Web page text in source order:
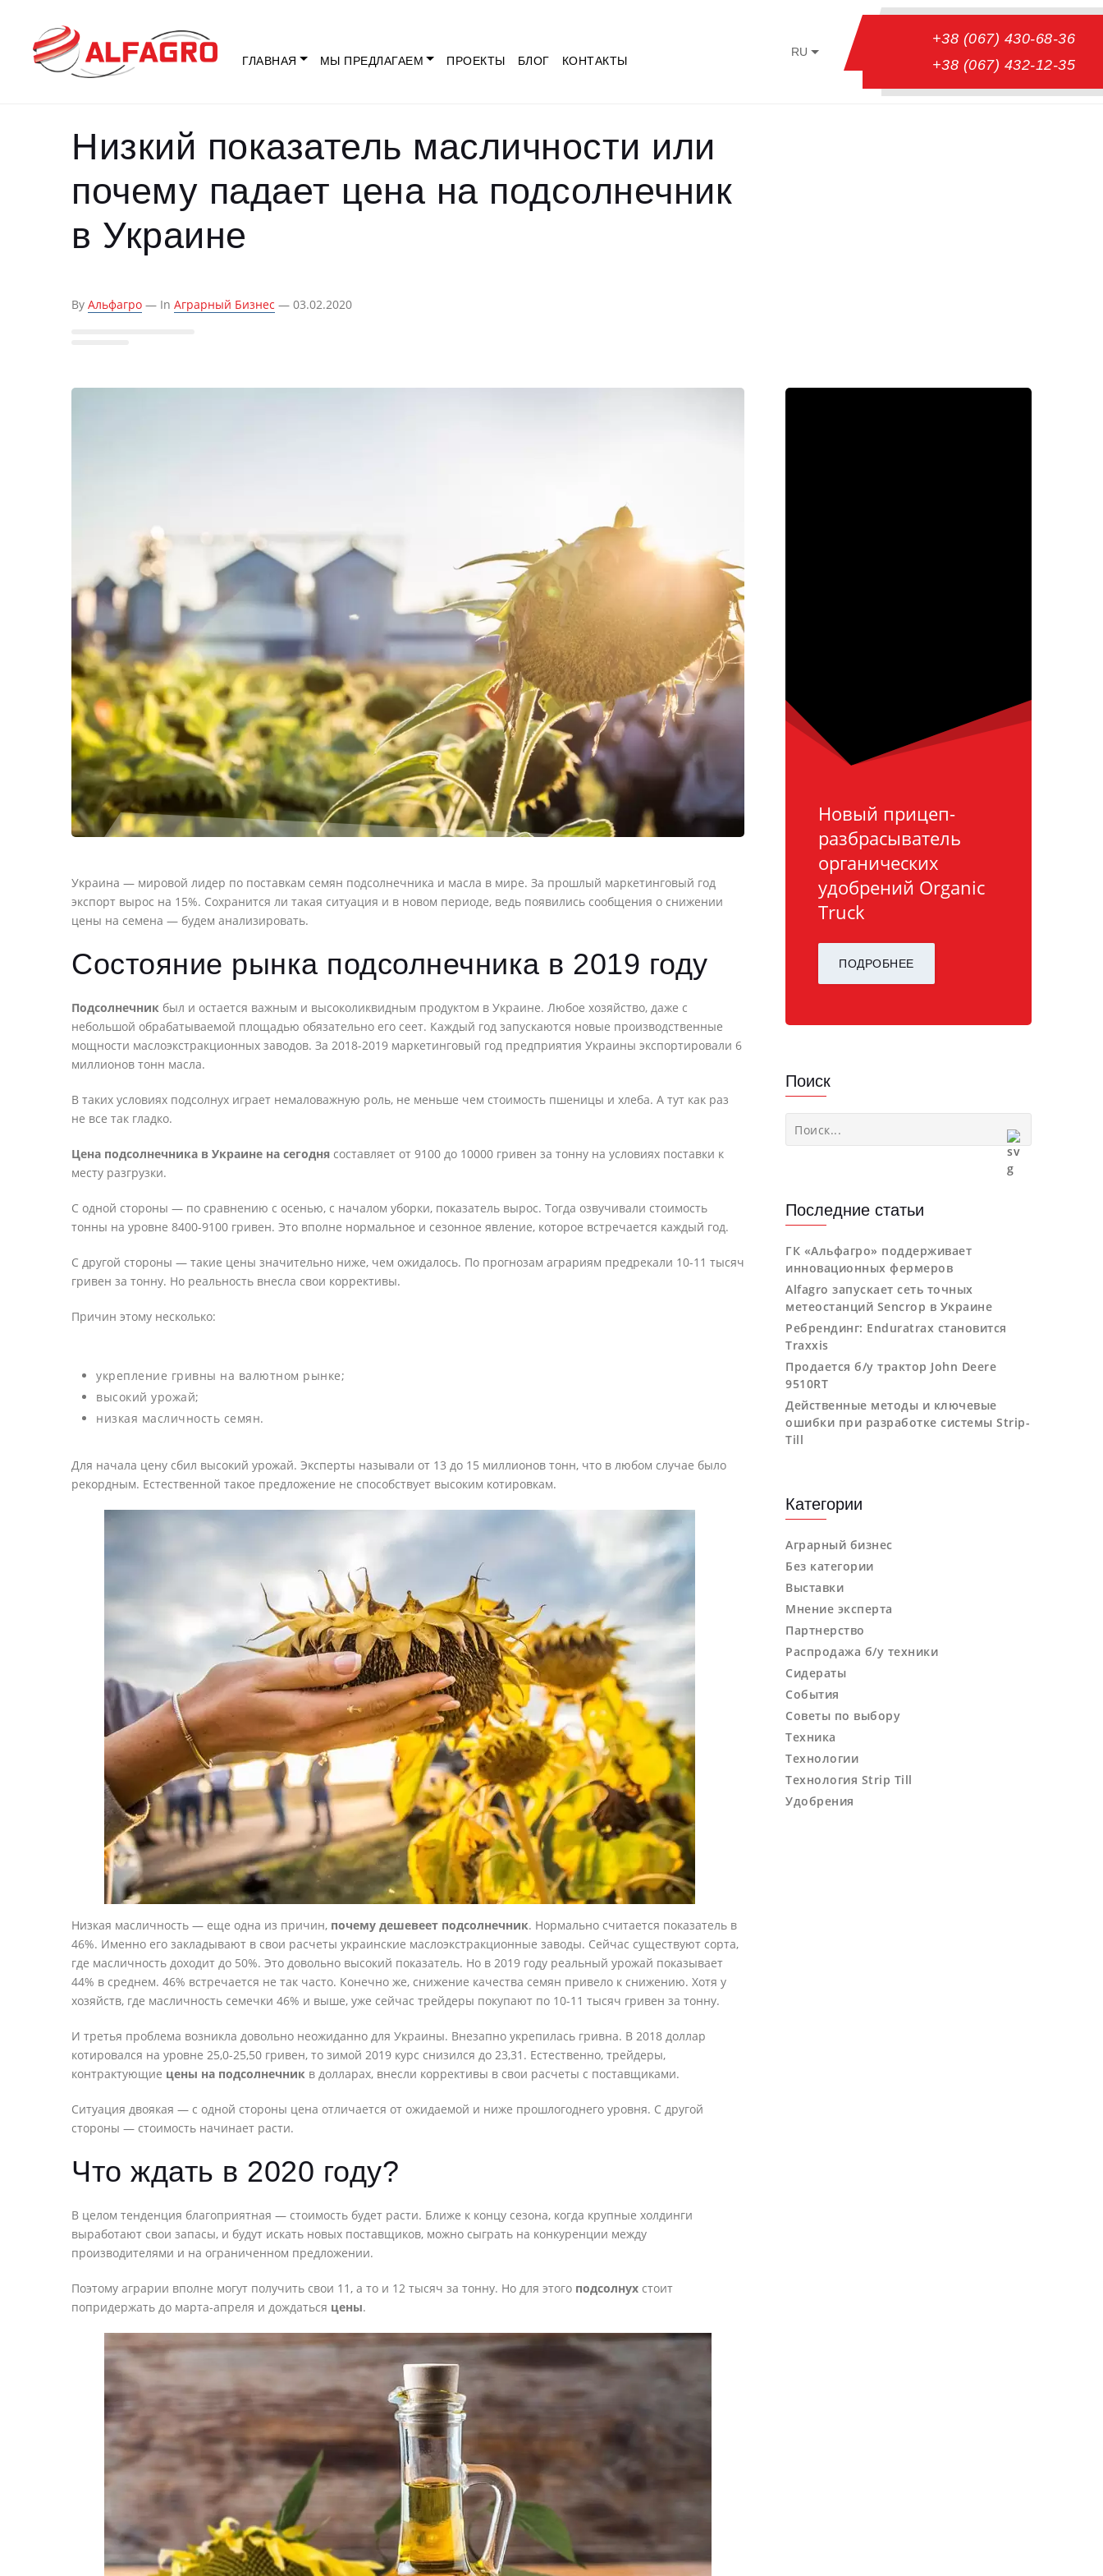
ГЛАВНАЯ МЫ ПРЕДЛАГАЕМ ПРОЕКТЫ БЛОГ КОНТАКТЫ
RU
+38 (067) 430-68-36
+38 (067) 432-12-35
Низкий показатель масличности или
почему падает цена на подсолнечник
в Украине
By Альфагро — In Аграрный Бизнес — 03.02.2020
Украина — мировой лидер по поставкам семян подсолнечника и масла в мире. За прошлый маркетинговый год
экспорт вырос на 15%. Сохранится ли такая ситуация и в новом периоде, ведь появились сообщения о снижении
цены на семена — будем анализировать.
Состояние рынка подсолнечника в 2019 году
Подсолнечник был и остается важным и высоколиквидным продуктом в Украине. Любое хозяйство, даже с
небольшой обрабатываемой площадью обязательно его сеет. Каждый год запускаются новые производственные
мощности маслоэкстракционных заводов. За 2018-2019 маркетинговый год предприятия Украины экспортировали 6
миллионов тонн масла.
В таких условиях подсолнух играет немаловажную роль, не меньше чем стоимость пшеницы и хлеба. А тут как раз
не все так гладко.
Цена подсолнечника в Украине на сегодня составляет от 9100 до 10000 гривен за тонну на условиях поставки к
месту разгрузки.
С одной стороны — по сравнению с осенью, с началом уборки, показатель вырос. Тогда озвучивали стоимость
тонны на уровне 8400-9100 гривен. Это вполне нормальное и сезонное явление, которое встречается каждый год.
С другой стороны — такие цены значительно ниже, чем ожидалось. По прогнозам аграриям предрекали 10-11 тысяч
гривен за тонну. Но реальность внесла свои коррективы.
Причин этому несколько:
укрепление гривны на валютном рынке;
высокий урожай;
низкая масличность семян.
Для начала цену сбил высокий урожай. Эксперты называли от 13 до 15 миллионов тонн, что в любом случае было
рекордным. Естественной такое предложение не способствует высоким котировкам.
Низкая масличность — еще одна из причин, почему дешевеет подсолнечник. Нормально считается показатель в
46%. Именно его закладывают в свои расчеты украинские маслоэкстракционные заводы. Сейчас существуют сорта,
где масличность доходит до 50%. Это довольно высокий показатель. Но в 2019 году реальный урожай показывает
44% в среднем. 46% встречается не так часто. Конечно же, снижение качества семян привело к снижению. Хотя у
хозяйств, где масличность семечки 46% и выше, уже сейчас трейдеры покупают по 10-11 тысяч гривен за тонну.
И третья проблема возникла довольно неожиданно для Украины. Внезапно укрепилась гривна. В 2018 доллар
котировался на уровне 25,0-25,50 гривен, то зимой 2019 курс снизился до 23,31. Естественно, трейдеры,
контрактующие цены на подсолнечник в долларах, внесли коррективы в свои расчеты с поставщиками.
Ситуация двоякая — с одной стороны цена отличается от ожидаемой и ниже прошлогоднего уровня. С другой
стороны — стоимость начинает расти.
Что ждать в 2020 году?
В целом тенденция благоприятная — стоимость будет расти. Ближе к концу сезона, когда крупные холдинги
выработают свои запасы, и будут искать новых поставщиков, можно сыграть на конкуренции между
производителями и на ограниченном предложении.
Поэтому аграрии вполне могут получить свои 11, а то и 12 тысяч за тонну. Но для этого подсолнух стоит
попридержать до марта-апреля и дождаться цены.
Новый прицеп-
разбрасыватель
органических
удобрений Organic
Truck
ПОДРОБНЕЕ
Поиск
Последние статьи
ГК «Альфагро» поддерживает
инновационных фермеров
Alfagro запускает сеть точных
метеостанций Sencrop в Украине
Ребрендинг: Enduratrax становится
Traxxis
Продается б/у трактор John Deere
9510RT
Действенные методы и ключевые
ошибки при разработке системы Strip-
Till
Категории
Аграрный бизнес
Без категории
Выставки
Мнение эксперта
Партнерство
Распродажа б/у техники
Сидераты
События
Советы по выбору
Техника
Технологии
Технология Strip Till
Удобрения